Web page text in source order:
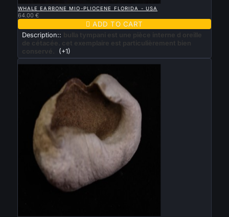
WHALE EARBONE MIO-PLIOCENE FLORIDA - USA
64.00 €
 ADD TO CART
Description::
bulla tympani est une pièce interne d oreille
de cétacée. cet exemplaire est particulièrement bien
conservé.
(+1)
New